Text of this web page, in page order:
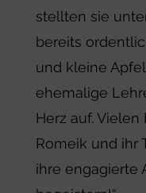
stellten sie
bereits
und kleine
ehemalige
Herz auf.
Romeik und ihr
ihre engagierte